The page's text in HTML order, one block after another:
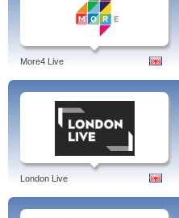
More4 Live
London Live